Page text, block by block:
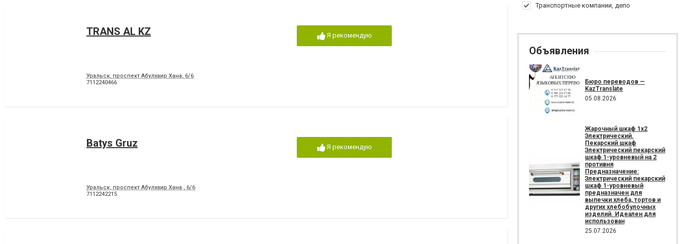
TRANS AL KZ
Уральск, проспект Абулхаир Хана, 6/6
7112240466
Я рекомендую
Batys Gruz
Уральск, проспект Абулхаир Хана , 6/6
7112242215
Я рекомендую
Транспортные компании, депо
Объявления
Бюро переводов —
KazTranslate
05.08.2026
Жарочный шкаф 1х2
Электрический.
Пекарский шкаф
Электрический пекарский
шкаф 1-уровневый на 2
противня
Предназначение:
Электрический пекарский
шкаф 1-уровневый
предназначен для
выпечки хлеба, тортов и
других хлебобулочных
изделий. Идеален для
использован
25.07.2026